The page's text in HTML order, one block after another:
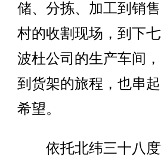
储、分拣、加工到销
村的收割现场，到下
波杜公司的生产车间
到货架的旅程，也串
希望。
依托北纬三十八度